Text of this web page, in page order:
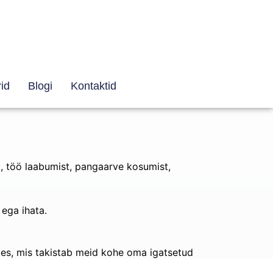
Blogi Kontaktid
töö laabumist, pangaarve kosumist,
ihata.
mis takistab meid kohe oma igatsetud